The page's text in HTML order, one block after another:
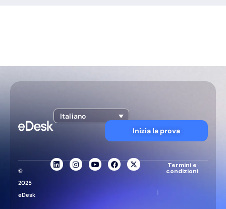
Italiano
Inizia la prova
©
2025
eDesk
Termini e
condizioni
|